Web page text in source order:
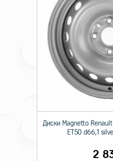
Диски Magnetto
ET50 d66,1
2